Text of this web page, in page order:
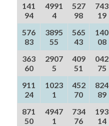
141
94
4991
4
527
98
743
19
576
83
3895
55
565
43
140
08
363
60
2907
5
409
51
042
75
911
24
1023
1
452
70
824
89
871
50
4947
1
734
76
193
14